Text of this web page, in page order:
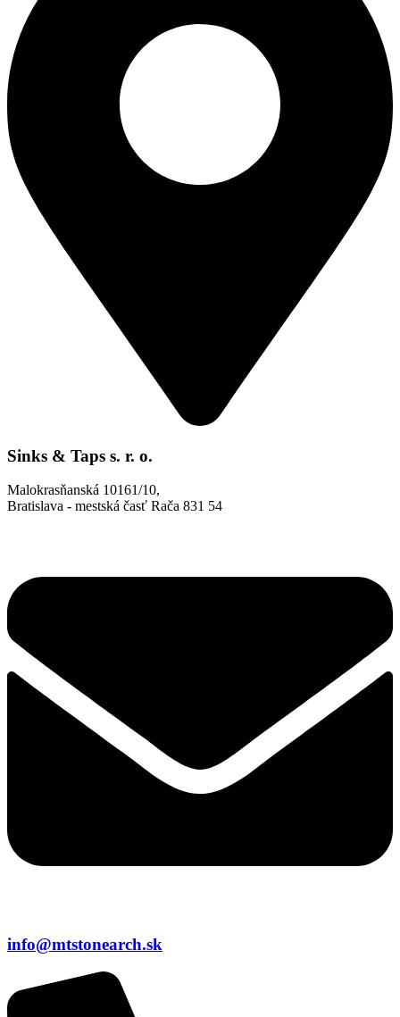
Sinks & Taps s. r. o.
Malokrasňanská 10161/10,
Bratislava - mestská časť Rača 831 54
info@mtstonearch.sk